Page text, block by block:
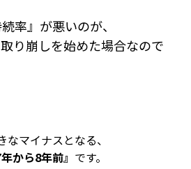
率』が悪いのが、
り崩しを始めた場合なので
マイナスとなる、
年から8年前』 です。